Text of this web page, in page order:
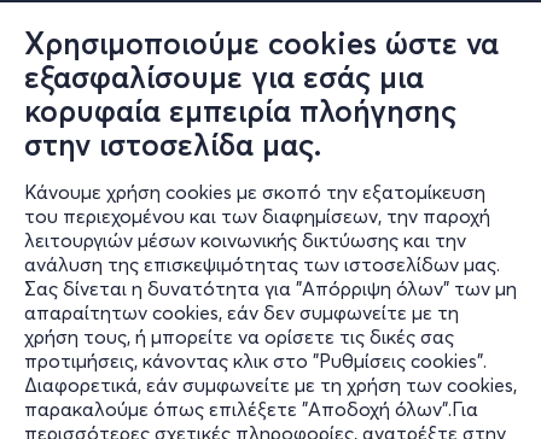
Χρησιμοποιούμε cookies ώστε να
εξασφαλίσουμε για εσάς μια
κορυφαία εμπειρία πλοήγησης
στην ιστοσελίδα μας.
Κάνουμε χρήση cookies με σκοπό την εξατομίκευση
του περιεχομένου και των διαφημίσεων, την παροχή
λειτουργιών μέσων κοινωνικής δικτύωσης και την
ανάλυση της επισκεψιμότητας των ιστοσελίδων μας.
Σας δίνεται η δυνατότητα για "Απόρριψη όλων" των μη
απαραίτητων cookies, εάν δεν συμφωνείτε με τη
χρήση τους, ή μπορείτε να ορίσετε τις δικές σας
προτιμήσεις, κάνοντας κλικ στο "Ρυθμίσεις cookies".
Διαφορετικά, εάν συμφωνείτε με τη χρήση των cookies,
παρακαλούμε όπως επιλέξετε "Αποδοχή όλων".Για
περισσότερες σχετικές πληροφορίες, ανατρέξτε στην